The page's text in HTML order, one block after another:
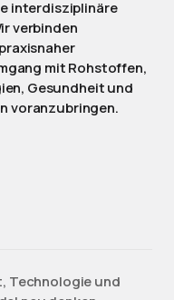
interdisziplinäre
verbinden
mit Rohstoffen,
Gesundheit und
voranzubringen.
Technologie und